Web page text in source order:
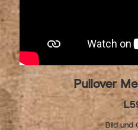
Pullover
Bild und